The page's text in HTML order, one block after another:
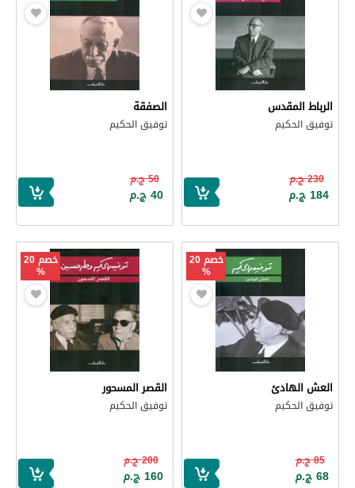
الرباط المقدس
توفيق الحكيم
230 ج.م
184 ج.م
الصفقة
توفيق الحكيم
50 ج.م
40 ج.م
خصم 20
%
العش الهادئ
توفيق الحكيم
85 ج.م
68 ج.م
خصم 20
%
القصر المسحور
توفيق الحكيم
200 ج.م
160 ج.م